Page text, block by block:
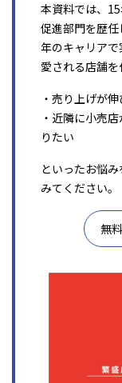
本資料では、
促進部門を歴
年のキャリア
愛される店舗を
・売り上げが
・近隣に小売
りたい
といったお悩
みてください。
無